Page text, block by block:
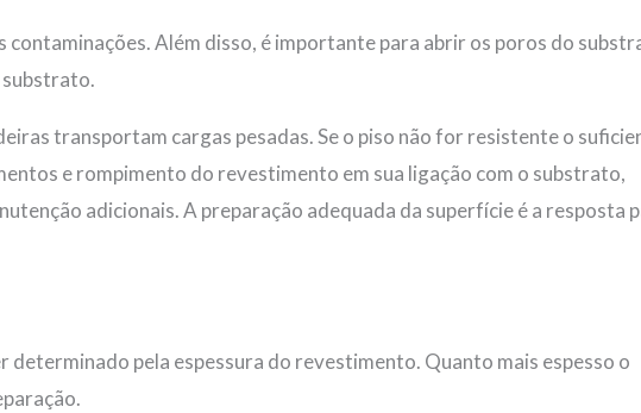
Além disso, é importante para abrir os poros do
substrato.
transportam cargas pesadas. Se o piso não for resistente o
e rompimento do revestimento em sua ligação com o substrato,
adicionais. A preparação adequada da superfície é a resposta
pela espessura do revestimento. Quanto mais espesso o